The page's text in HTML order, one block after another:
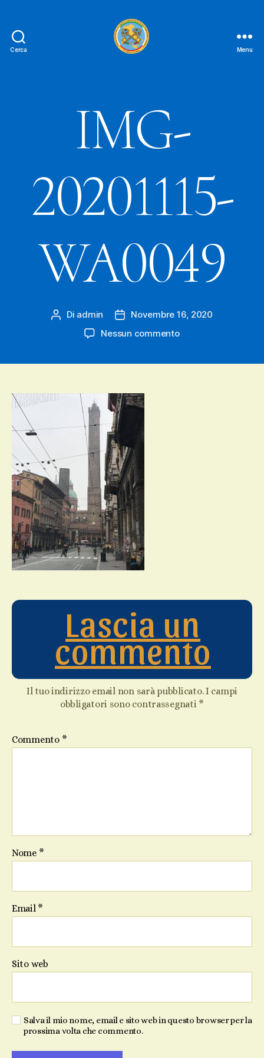
Cerca Menu
IMG-
20201115-
WA0049
Autore
articolo
Di admin
DataNovembre 16, 2020
Nessun commentosu
Lascia un
commento
Il tuo indirizzo email non sarà pubblicato.I campi
obbligatori sono contrassegnati *
Commento *
Nome *
Email *
Sito web
Salva il mio nome, email e sito web in questo browser per la
prossima volta che commento.